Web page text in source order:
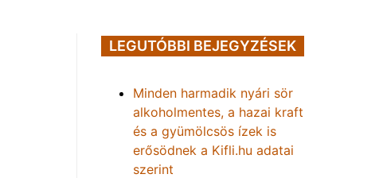
LEGUTÓBBI BEJEGYZÉSEK
Minden harmadik nyári sör
alkoholmentes, a hazai kraft
és a gyümölcsös ízek is
erősödnek a Kifli.hu adatai
szerint